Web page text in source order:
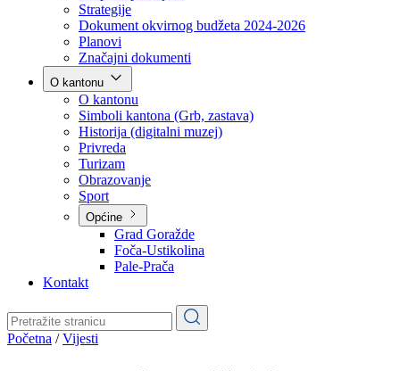
Poslovnik
Program rada Vlade
Ekspoze premijera
Strategije
Dokument okvirnog budžeta 2024-2026
Planovi
Značajni dokumenti
O kantonu
O kantonu
Simboli kantona (Grb, zastava)
Historija (digitalni muzej)
Privreda
Turizam
Obrazovanje
Općine
Pale-Prača
Kontakt